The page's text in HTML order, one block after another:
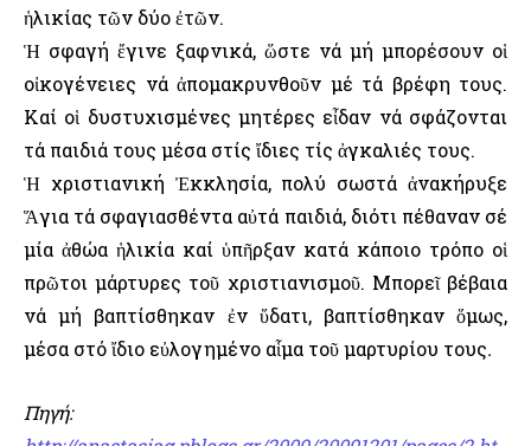
ἡλικίας τῶν δύο ἐτῶν.
Ἡ σφαγή ἔγινε ξαφνικά, ὥστε νά μή μπορέσουν οἱ
οἰκογένειες νά ἀπομακρυνθοῦν μέ τά βρέφη τους.
Καί οἱ δυστυχισμένες μητέρες εἶδαν νά σφάζονται
τά παιδιά τους μέσα στίς ἴδιες τίς ἀγκαλιές τους.
Ἡ χριστιανική Ἐκκλησία, πολύ σωστά ἀνακήρυξε
Ἅγια τά σφαγιασθέντα αὐτά παιδιά, διότι πέθαναν σέ
μία ἀθώα ἡλικία καί ὑπῆρξαν κατά κάποιο τρόπο οἱ
πρῶτοι μάρτυρες τοῦ χριστιανισμοῦ. Μπορεῖ βέβαια
νά μή βαπτίσθηκαν ἐν ὕδατι, βαπτίσθηκαν ὅμως,
μέσα στό ἴδιο εὐλογημένο αἷμα τοῦ μαρτυρίου τους.
Πηγή: